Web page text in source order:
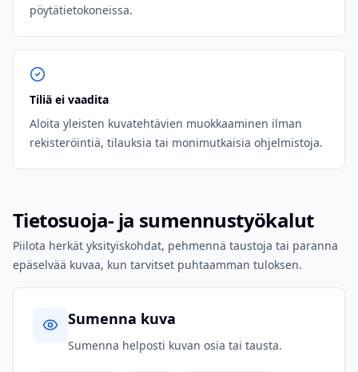
pöytätietokoneissa.
Tiliä ei vaadita
Aloita yleisten kuvatehtävien muokkaaminen ilman
rekisteröintiä, tilauksia tai monimutkaisia ohjelmistoja.
Tietosuoja- ja sumennustyökalut
Piilota herkät yksityiskohdat, pehmennä taustoja tai paranna
epäselvää kuvaa, kun tarvitset puhtaamman tuloksen.
Sumenna kuva
Sumenna helposti kuvan osia tai tausta.